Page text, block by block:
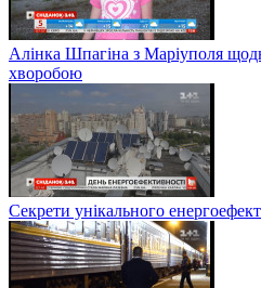
Алінка Шпагіна з Маріуполя
хворобою
Секрети унікального